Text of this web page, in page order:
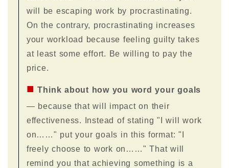
will be escaping work by procrastinating.
On the contrary, procrastinating increases
your workload because feeling guilty takes
at least some effort. Be willing to pay the
price.
■ Think about how you word your goals
— because that will impact on their
effectiveness. Instead of stating "I will work
on……" put your goals in this format: "I
freely choose to work on……" That will
remind you that achieving something is a